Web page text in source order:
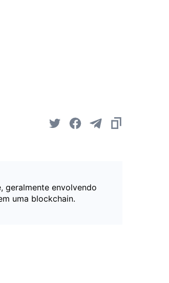
geralmente envolvendo
uma blockchain.